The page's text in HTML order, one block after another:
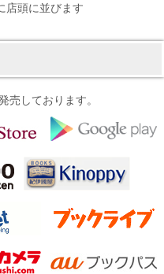
店頭に並びます
売しております。